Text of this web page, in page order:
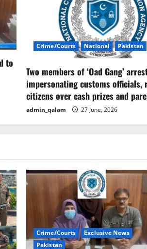
to
Crime/Courts National Pakistan
Two members of ‘Oad Gang’
impersonating customs officials,
citizens over cash prizes and
admin_qalam 27 June, 2026
Crime/Courts
Exclusive News
Pakistan